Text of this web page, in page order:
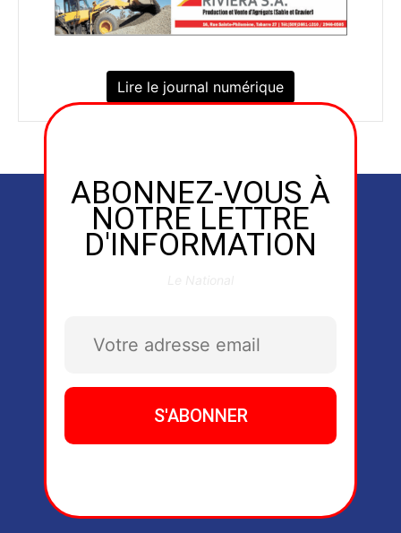
Lire le journal numérique
ABONNEZ-VOUS À
NOTRE LETTRE
D'INFORMATION